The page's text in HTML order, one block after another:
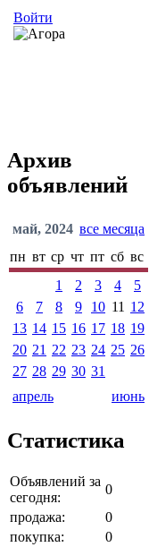
Войти
Архив
объявлений
май, 2024 все месяца
пн вт ср чт пт сб вс
1
2 3 4
5
6
7 8 9 10 11 12
13 14 15 16 17 18 19
20 21 22 23 24 25 26
27 28 29 30 31
апрель
июнь
Статистика
Объявлений за
сегодня:
0
продажа:
0
покупка:
0